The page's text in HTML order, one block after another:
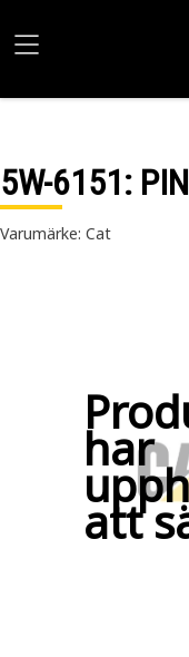
5W-6151:
Varumärke: Cat
har
att